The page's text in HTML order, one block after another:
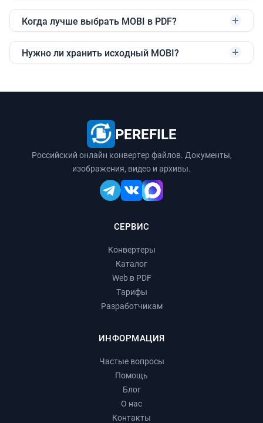
Когда лучше выбрать MOBI в PDF?
Нужно ли хранить исходный MOBI?
PEREFILE
Российский онлайн конвертер файлов. Документы,
изображения, видео и архивы.
СЕРВИС
Конвертеры
Каталог
Web в PDF
Тарифы
Разработчикам
ИНФОРМАЦИЯ
Частые вопросы
Помощь
Блог
О нас
Контакты